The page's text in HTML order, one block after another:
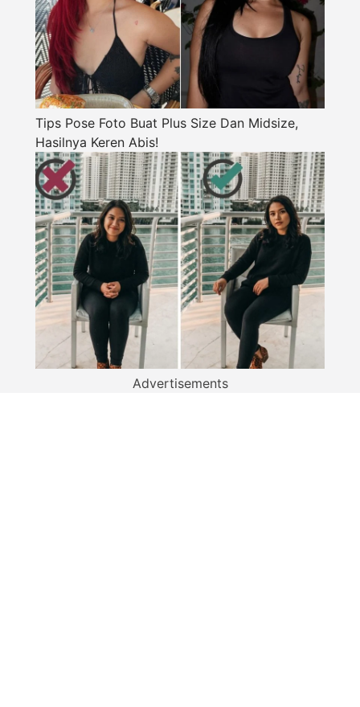
Tips Pose Foto Buat Plus Size Dan Midsize,
Hasilnya Keren Abis!
Advertisements